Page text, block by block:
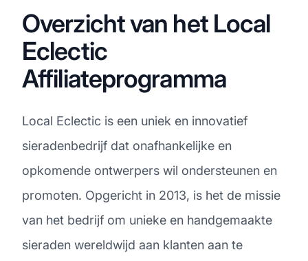
Overzicht van het Local
Eclectic
Affiliateprogramma
Local Eclectic is een uniek en innovatief
sieradenbedrijf dat onafhankelijke en
opkomende ontwerpers wil ondersteunen en
promoten. Opgericht in 2013, is het de missie
van het bedrijf om unieke en handgemaakte
sieraden wereldwijd aan klanten aan te